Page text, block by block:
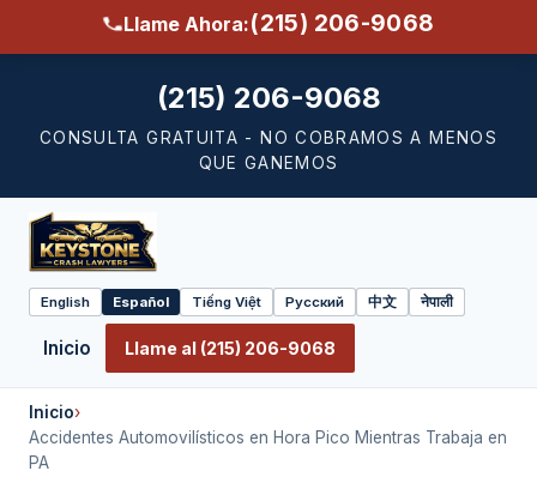
Llame Ahora:(215) 206-9068
(215) 206-9068
CONSULTA GRATUITA - NO COBRAMOS A MENOS
QUE GANEMOS
Select
language
English Español Tiếng Việt Русский 中文 नेपाली
Inicio Llame al (215) 206-9068
Inicio›
Accidentes Automovilísticos en Hora Pico Mientras Trabaja en
PA